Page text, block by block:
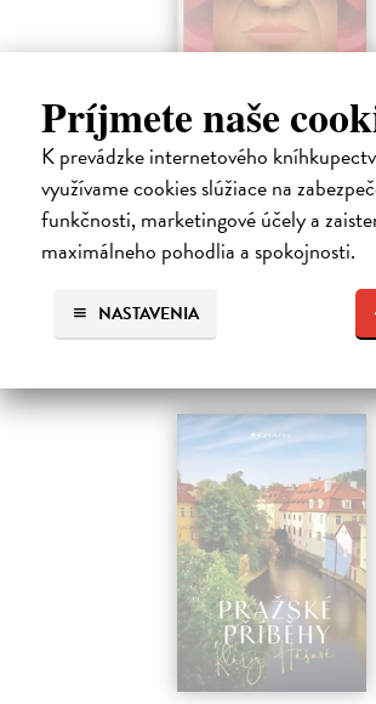
Príjmete naše
K prevádzke internetového
využívame cookies slúžiace na
funkčnosti, marketingové účely a
maximálneho pohodlia a spokojnosti.
NASTAVENIA
Dobrodruh 2026/2027
kolektív autorov| Kniha
Chcete spoznať unikátne, málo známe miesta na
doteraz neobjavené kúty našej krajiny? Štvrté
knižného sprievodcu DobroDruh vás opäť pozýva
slovenskej…
Na sklade ?
23,74 €
24,99 € ?